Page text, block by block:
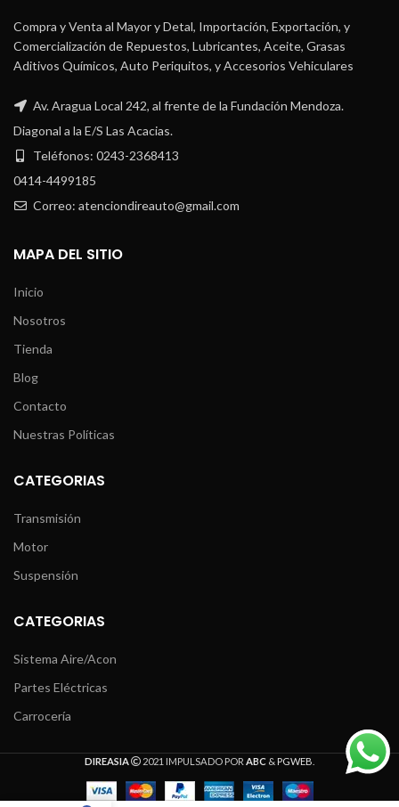
Compra y Venta al Mayor y Detal, Importación, Exportación, y
Comercialización de Repuestos, Lubricantes, Aceite, Grasas
Aditivos Químicos, Auto Periquitos, y Accesorios Vehiculares
Av. Aragua Local 242, al frente de la Fundación Mendoza.
Diagonal a la E/S Las Acacias.
Teléfonos: 0243-2368413
0414-4499185
Correo: atenciondireauto@gmail.com
MAPA DEL SITIO
Inicio
Nosotros
Tienda
Blog
Contacto
Nuestras Políticas
CATEGORIAS
Transmisión
Motor
Suspensión
CATEGORIAS
Sistema Aire/Acon
Partes Eléctricas
Carrocería
DIREASIA 2021 IMPULSADO POR ABC &PGWEB